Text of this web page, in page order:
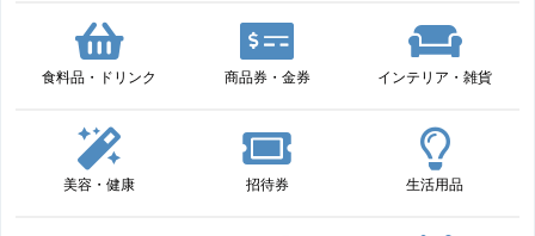
食料品・ドリンク 商品券・金券 インテリア・雑貨
美容・健康 招待券 生活用品